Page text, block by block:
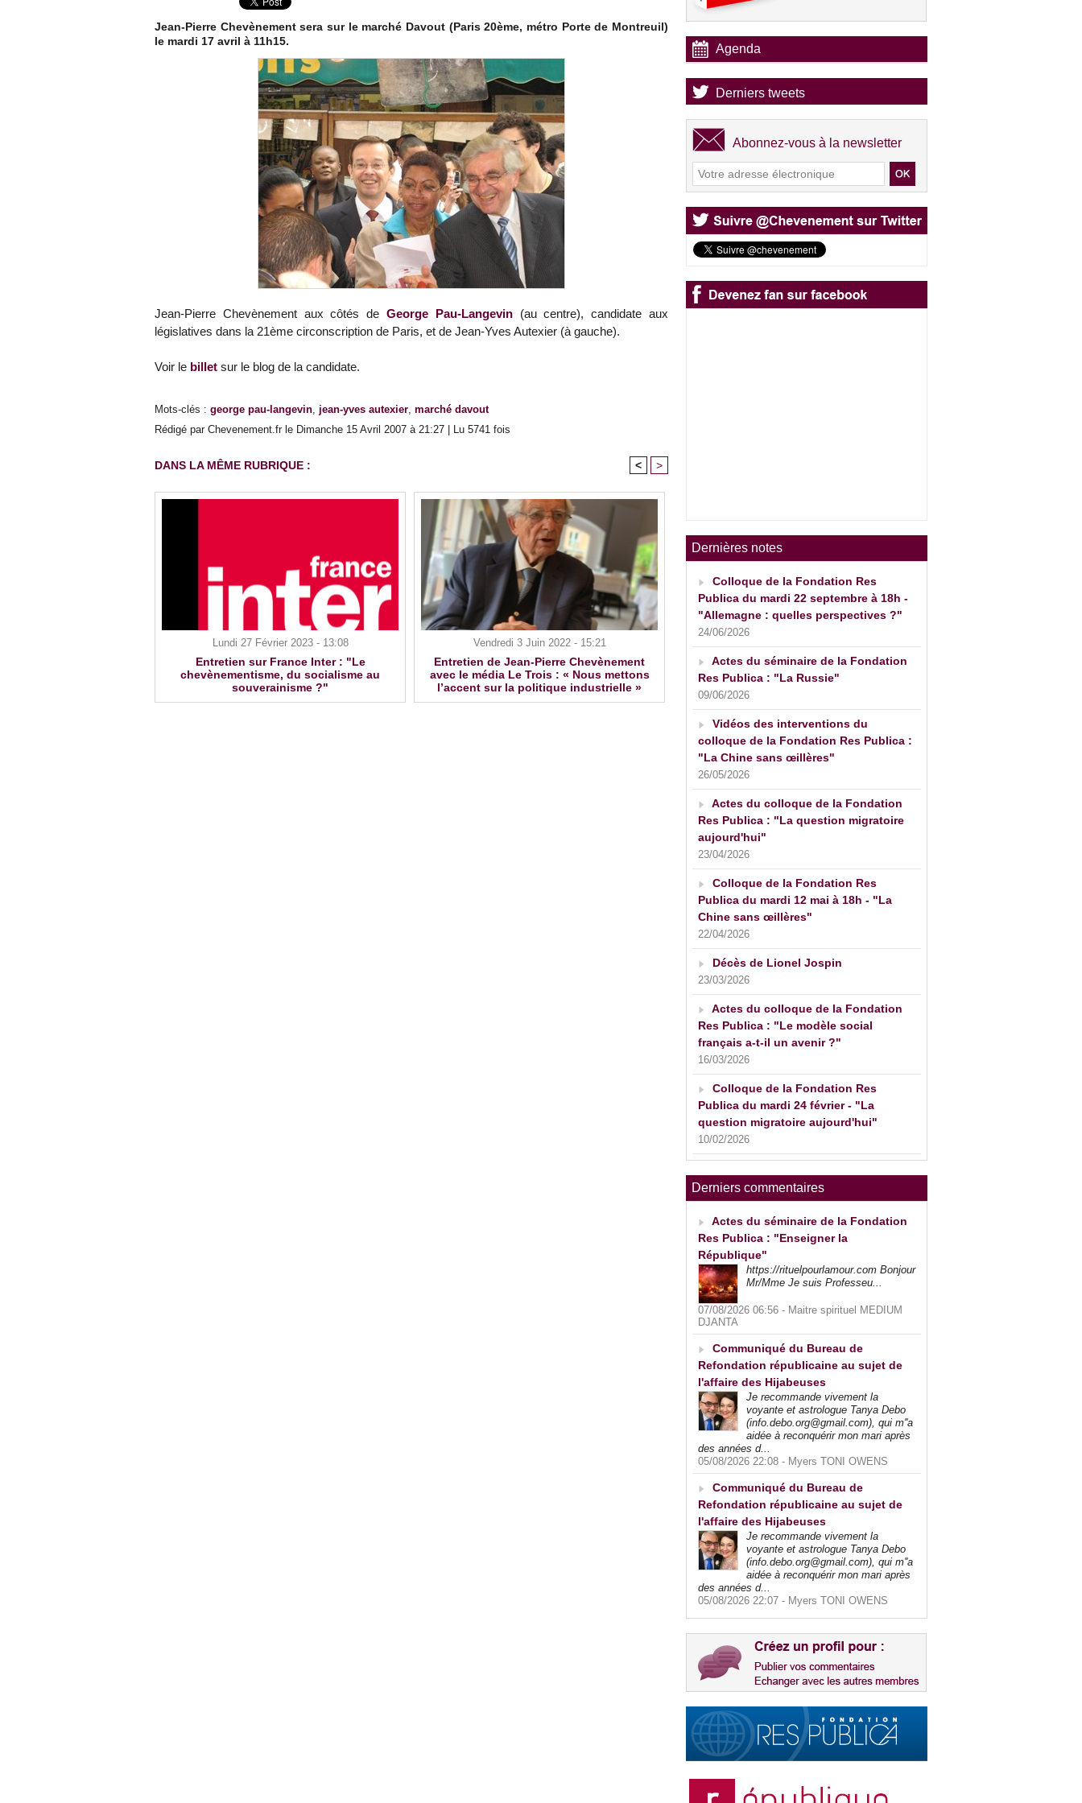
Jean-Pierre Chevènement sera sur le marché Davout (Paris 20ème, métro Porte de Montreuil)
le mardi 17 avril à 11h15.
Jean-Pierre Chevènement aux côtés de George Pau-Langevin(au centre), candidate aux
législatives dans la 21ème circonscription de Paris, et de Jean-Yves Autexier (à gauche).
Voir le billet sur le blog de la candidate.
Mots-clés : george pau-langevin, jean-yves autexier, marché davout
Rédigé par Chevenement.fr le Dimanche 15 Avril 2007 à 21:27 | Lu 5741 fois
DANS LA MÊME RUBRIQUE : < >
Lundi 27 Février 2023 - 13:08
Entretien sur France Inter : "Le
chevènementisme, du socialisme au
souverainisme ?"
Vendredi 3 Juin 2022 - 15:21
Entretien de Jean-Pierre Chevènement
avec le média Le Trois : « Nous mettons
l’accent sur la politique industrielle »
Agenda
Derniers tweets
Abonnez-vous à la newsletter
Dernières notes
Colloque de la Fondation Res
Publica du mardi 22 septembre à 18h -
"Allemagne : quelles perspectives ?"
24/06/2026
Actes du séminaire de la Fondation
Res Publica : "La Russie"
09/06/2026
Vidéos des interventions du
colloque de la Fondation Res Publica :
"La Chine sans œillères"
26/05/2026
Actes du colloque de la Fondation
Res Publica : "La question migratoire
aujourd'hui"
23/04/2026
Colloque de la Fondation Res
Publica du mardi 12 mai à 18h - "La
Chine sans œillères"
22/04/2026
Décès de Lionel Jospin
23/03/2026
Actes du colloque de la Fondation
Res Publica : "Le modèle social
français a-t-il un avenir ?"
16/03/2026
Colloque de la Fondation Res
Publica du mardi 24 février - "La
question migratoire aujourd'hui"
10/02/2026
Derniers commentaires
Actes du séminaire de la Fondation
Res Publica : "Enseigner la
République"
https://rituelpourlamour.com Bonjour
Mr/Mme Je suis Professeu...
07/08/2026 06:56 - Maitre spirituel MEDIUM
DJANTA
Communiqué du Bureau de
Refondation républicaine au sujet de
l'affaire des Hijabeuses
Je recommande vivement la
voyante et astrologue Tanya Debo
(info.debo.org@gmail.com), qui m''a
aidée à reconquérir mon mari après
des années d...
05/08/2026 22:08 - Myers TONI OWENS
Communiqué du Bureau de
Refondation républicaine au sujet de
l'affaire des Hijabeuses
Je recommande vivement la
voyante et astrologue Tanya Debo
(info.debo.org@gmail.com), qui m''a
aidée à reconquérir mon mari après
des années d...
05/08/2026 22:07 - Myers TONI OWENS